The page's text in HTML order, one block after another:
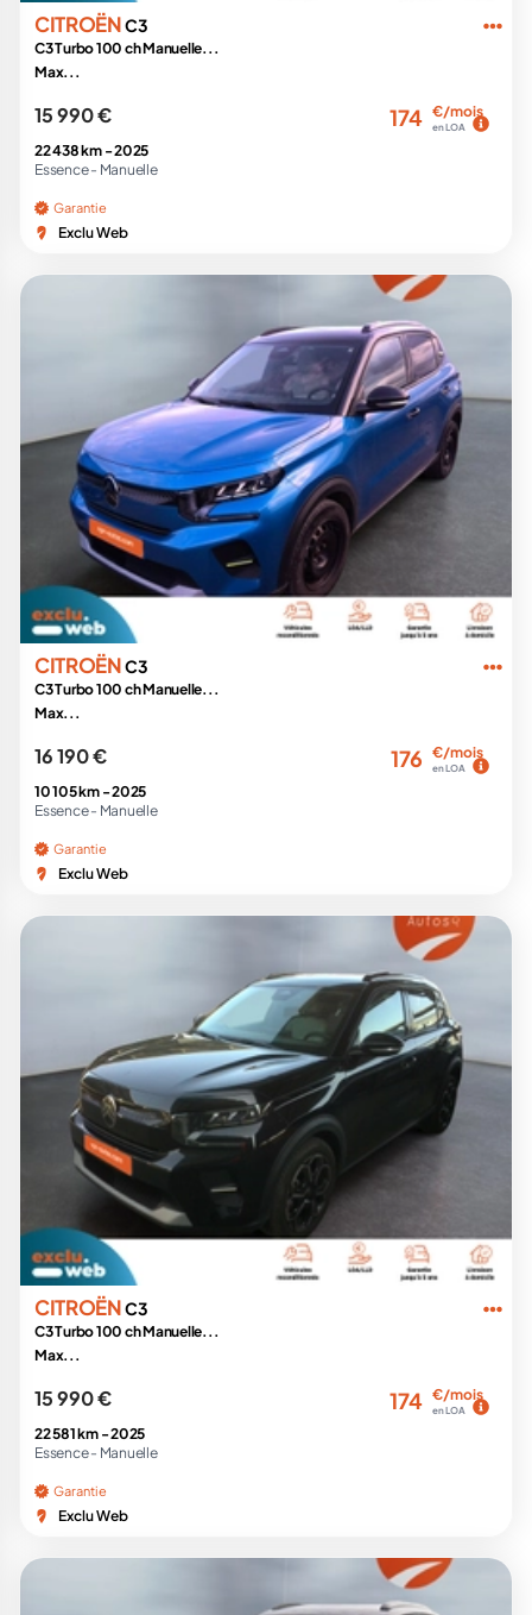
CITROËNC3
C3 Turbo 100 ch Manuelle...
Max...
15 990 € 174 €/mois
en LOA
22 438 km -2025
Essence - Manuelle
Garantie
Exclu Web
CITROËNC3
C3 Turbo 100 ch Manuelle...
Max...
16 190 € 176 €/mois
en LOA
10 105 km -2025
Essence - Manuelle
Garantie
Exclu Web
CITROËNC3
C3 Turbo 100 ch Manuelle...
Max...
15 990 € 174 €/mois
en LOA
22 581 km -2025
Essence - Manuelle
Garantie
Exclu Web